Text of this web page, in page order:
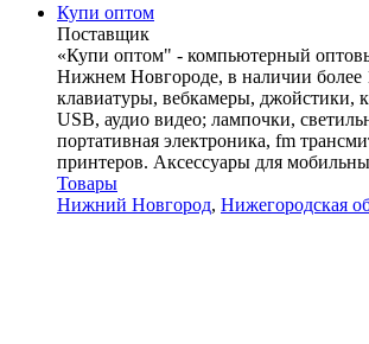
Купи оптом
Поставщик
«Купи оптом" - компьютерный
Нижнем Новгороде, в наличии
клавиатуры, вебкамеры, джойстики,
USB, аудио видео; лампочки,
портативная электроника, fm
принтеров. Аксессуары для
Товары
Нижний Новгород, Нижегородская